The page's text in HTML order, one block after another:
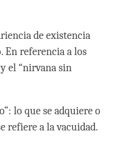
de existencia
En referencia a los
el “nirvana sin
lo que se adquiere o
refiere a la vacuidad.